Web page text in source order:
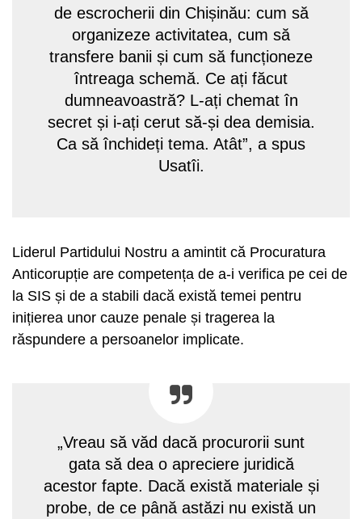
de escrocherii din Chișinău: cum să
organizeze activitatea, cum să
transfere banii și cum să funcționeze
întreaga schemă. Ce ați făcut
dumneavoastră? L-ați chemat în
secret și i-ați cerut să-și dea demisia.
Ca să închideți tema. Atât”, a spus
Usatîi.
Liderul Partidului Nostru a amintit că Procuratura
Anticorupție are competența de a-i verifica pe cei de
la SIS și de a stabili dacă există temei pentru
inițierea unor cauze penale și tragerea la
răspundere a persoanelor implicate.
„Vreau să văd dacă procurorii sunt
gata să dea o apreciere juridică
acestor fapte. Dacă există materiale și
probe, de ce până astăzi nu există un